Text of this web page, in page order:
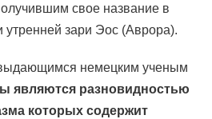
свое название в
утренней зари Эос (Аврора).
немецким ученым
являются разновидностью
которых содержит